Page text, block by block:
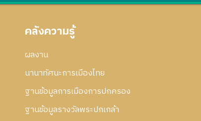
คลังความรู้
ผลงาน
นานาทัศนะการเมืองไทย
ฐานข้อมูลการเมืองการปกครอง
ฐานข้อมูลรางวัลพระปกเกล้า